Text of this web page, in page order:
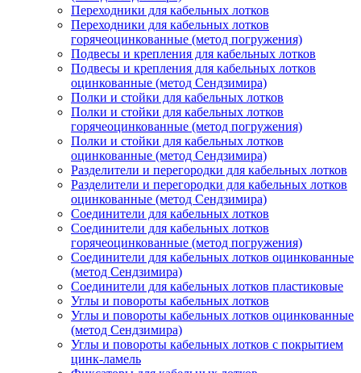
Переходники для кабельных лотков
Переходники для кабельных лотков
горячеоцинкованные (метод погружения)
Подвесы и крепления для кабельных лотков
Подвесы и крепления для кабельных лотков
оцинкованные (метод Сендзимира)
Полки и стойки для кабельных лотков
Полки и стойки для кабельных лотков
горячеоцинкованные (метод погружения)
Полки и стойки для кабельных лотков
оцинкованные (метод Сендзимира)
Разделители и перегородки для кабельных лотков
Разделители и перегородки для кабельных лотков
оцинкованные (метод Сендзимира)
Соединители для кабельных лотков
Соединители для кабельных лотков
горячеоцинкованные (метод погружения)
Соединители для кабельных лотков оцинкованные
(метод Сендзимира)
Соединители для кабельных лотков пластиковые
Углы и повороты кабельных лотков
Углы и повороты кабельных лотков оцинкованные
(метод Сендзимира)
Углы и повороты кабельных лотков с покрытием
цинк-ламель